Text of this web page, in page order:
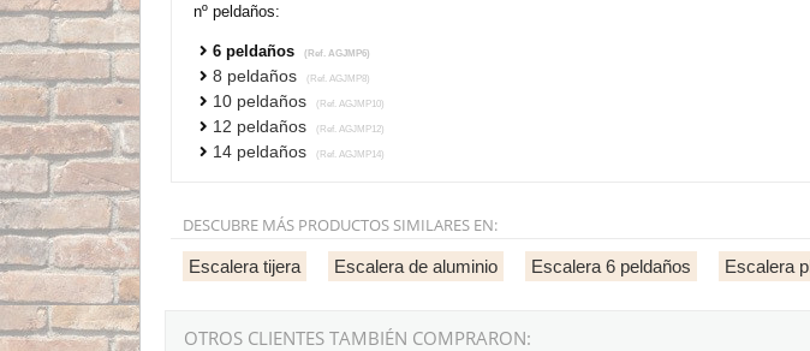
nº peldaños:
6 peldaños (Ref. AGJMP6)
8 peldaños (Ref. AGJMP8)
10 peldaños (Ref. AGJMP10)
12 peldaños (Ref. AGJMP12)
14 peldaños (Ref. AGJMP14)
DESCUBRE MÁS PRODUCTOS SIMILARES EN:
Escalera tijera Escalera de aluminio Escalera 6 peldaños Escalera
OTROS CLIENTES TAMBIÉN COMPRARON: